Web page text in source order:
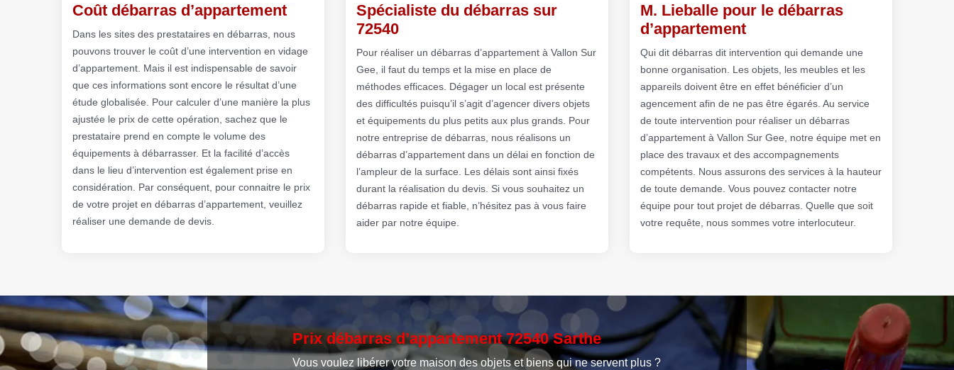
Coût débarras d’appartement
Dans les sites des prestataires en débarras, nous
pouvons trouver le coût d’une intervention en vidage
d’appartement. Mais il est indispensable de savoir
que ces informations sont encore le résultat d’une
étude globalisée. Pour calculer d’une manière la plus
ajustée le prix de cette opération, sachez que le
prestataire prend en compte le volume des
équipements à débarrasser. Et la facilité d’accès
dans le lieu d’intervention est également prise en
considération. Par conséquent, pour connaitre le prix
de votre projet en débarras d’appartement, veuillez
réaliser une demande de devis.
Spécialiste du débarras sur
72540
Pour réaliser un débarras d’appartement à Vallon Sur
Gee, il faut du temps et la mise en place de
méthodes efficaces. Dégager un local est présente
des difficultés puisqu’il s’agit d’agencer divers objets
et équipements du plus petits aux plus grands. Pour
notre entreprise de débarras, nous réalisons un
débarras d’appartement dans un délai en fonction de
l’ampleur de la surface. Les délais sont ainsi fixés
durant la réalisation du devis. Si vous souhaitez un
débarras rapide et fiable, n’hésitez pas à vous faire
aider par notre équipe.
M. Lieballe pour le débarras
d’appartement
Qui dit débarras dit intervention qui demande une
bonne organisation. Les objets, les meubles et les
appareils doivent être en effet bénéficier d’un
agencement afin de ne pas être égarés. Au service
de toute intervention pour réaliser un débarras
d’appartement à Vallon Sur Gee, notre équipe met en
place des travaux et des accompagnements
compétents. Nous assurons des services à la hauteur
de toute demande. Vous pouvez contacter notre
équipe pour tout projet de débarras. Quelle que soit
votre requête, nous sommes votre interlocuteur.
Prix débarras d’appartement 72540 Sarthe
Vous voulez libérer votre maison des objets et biens qui ne servent plus ?